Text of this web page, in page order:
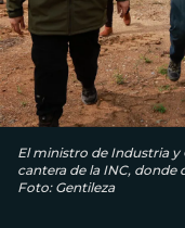
El ministro de Industria y
cantera de la INC, donde
Foto: Gentileza